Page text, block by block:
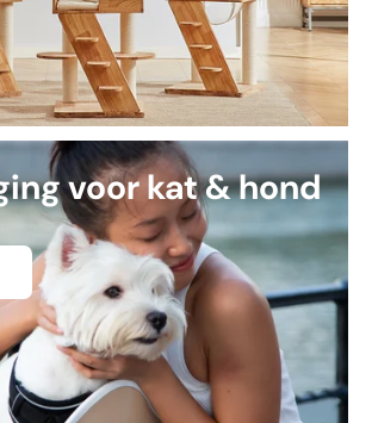
voor kat & hond